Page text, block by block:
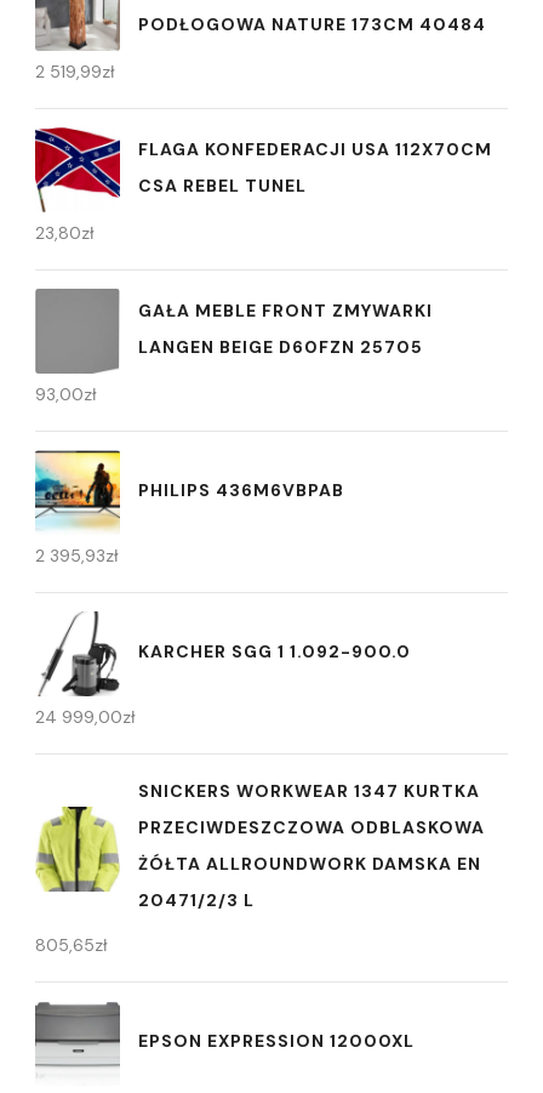
PODŁOGOWA NATURE 173CM 40484
2 519,99zł
FLAGA KONFEDERACJI USA 112X70CM
CSA REBEL TUNEL
23,80zł
GAŁA MEBLE FRONT ZMYWARKI
LANGEN BEIGE D60FZN 25705
93,00zł
PHILIPS 436M6VBPAB
2 395,93zł
KARCHER SGG 1 1.092-900.0
24 999,00zł
SNICKERS WORKWEAR 1347 KURTKA
PRZECIWDESZCZOWA ODBLASKOWA
ŻÓŁTA ALLROUNDWORK DAMSKA EN
20471/2/3 L
805,65zł
EPSON EXPRESSION 12000XL